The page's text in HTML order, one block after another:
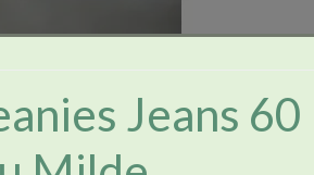
Jeans 60